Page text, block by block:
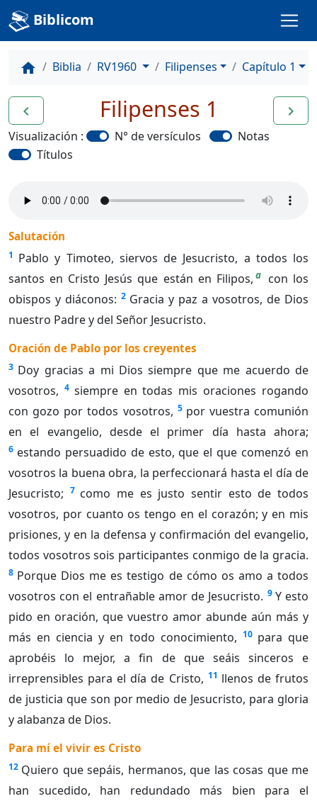
Biblicom
home Biblia RV1960 Filipenses Capítulo 1
navigate_before navigate_next
Filipenses 1
Visualización : N° de versículos
Notas
Títulos
Salutación
1 Pablo y Timoteo, siervos de Jesucristo, a todos los
santos en Cristo Jesús que están en Filipos, a
con los
obispos y diáconos: 2 Gracia y paz a vosotros, de Dios
nuestro Padre y del Señor Jesucristo.
Oración de Pablo por los creyentes
3 Doy gracias a mi Dios siempre que me acuerdo de
vosotros, 4 siempre en todas mis oraciones rogando
con gozo por todos vosotros, 5 por vuestra comunión
en el evangelio, desde el primer día hasta ahora;
6 estando persuadido de esto, que el que comenzó en
vosotros la buena obra, la perfeccionará hasta el día de
Jesucristo; 7 como me es justo sentir esto de todos
vosotros, por cuanto os tengo en el corazón; y en mis
prisiones, y en la defensa y confirmación del evangelio,
todos vosotros sois participantes conmigo de la gracia.
8 Porque Dios me es testigo de cómo os amo a todos
vosotros con el entrañable amor de Jesucristo. 9 Y esto
pido en oración, que vuestro amor abunde aún más y
más en ciencia y en todo conocimiento, 10 para que
aprobéis lo mejor, a fin de que seáis sinceros e
irreprensibles para el día de Cristo, 11 llenos de frutos
de justicia que son por medio de Jesucristo, para gloria
y alabanza de Dios.
Para mí el vivir es Cristo
12 Quiero que sepáis, hermanos, que las cosas que me
han sucedido, han redundado más bien para el